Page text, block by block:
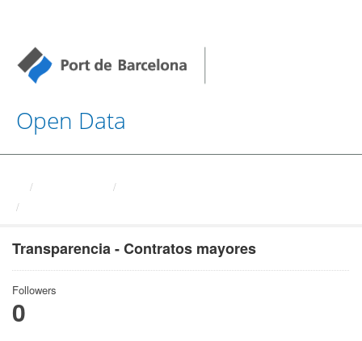
Open Data
Transparencia - Contratos mayores
Followers
0